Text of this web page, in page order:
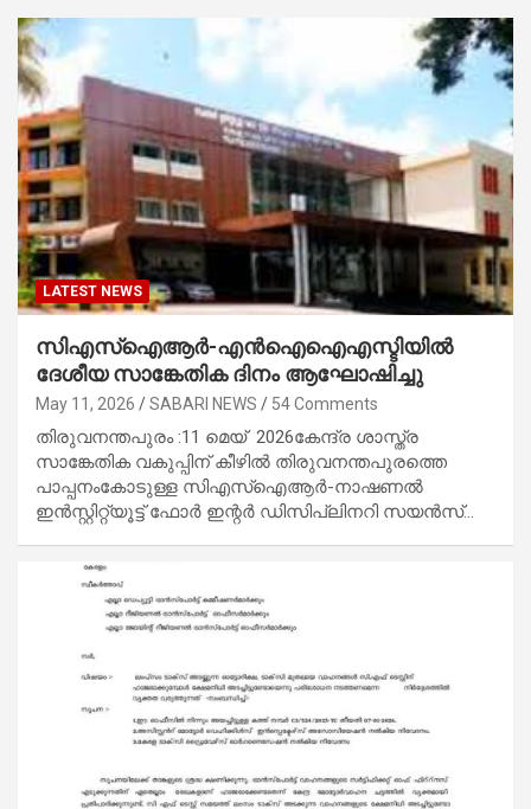
LATEST NEWS
സിഎസ്ഐആർ-എൻഐഐഎസ്ടിയിൽ
ദേശീയ സാങ്കേതിക ദിനം ആഘോഷിച്ചു
May 11, 2026 SABARI NEWS 54 Comments
തിരുവനന്തപുരം :11 മെയ് 2026കേന്ദ്ര ശാസ്ത്ര
സാങ്കേതിക വകുപ്പിന് കീഴിൽ തിരുവനന്തപുരത്തെ
പാപ്പനംകോടുള്ള സിഎസ്ഐആർ-നാഷണൽ
ഇൻസ്റ്റിറ്റ്യൂട്ട് ഫോർ ഇന്റർ ഡിസിപ്ലിനറി സയൻസ്…